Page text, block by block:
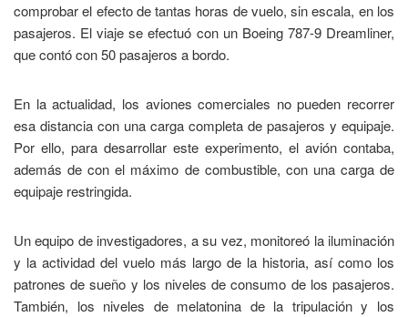
comprobar el efecto de tantas horas de vuelo, sin escala, en los
pasajeros. El viaje se efectuó con un Boeing 787-9 Dreamliner,
que contó con 50 pasajeros a bordo.
En la actualidad, los aviones comerciales no pueden recorrer
esa distancia con una carga completa de pasajeros y equipaje.
Por ello, para desarrollar este experimento, el avión contaba,
además de con el máximo de combustible, con una carga de
equipaje restringida.
Un equipo de investigadores, a su vez, monitoreó la iluminación
y la actividad del vuelo más largo de la historia, así como los
patrones de sueño y los niveles de consumo de los pasajeros.
También, los niveles de melatonina de la tripulación y los